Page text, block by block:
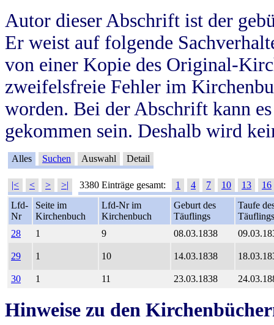
Autor dieser Abschrift ist der
Er weist auf folgende
von einer Kopie des Original-
zweifelsfreie Fehler im
worden. Bei der Abschrift kann
gekommen sein. Deshalb wird
Alles Suchen Auswahl Detail
|< < > >| 3380 Einträge gesamt: 1 4 7 10 13
16
Lfd-
Nr
Seite im
Kirchenbuch
Lfd-Nr im
Kirchenbuch
Geburt des
Täuflings
Taufe
Täuflings
28
1 9 08.03.1838
29 1 10 14.03.1838
30 1 11 23.03.1838
Hinweise zu den